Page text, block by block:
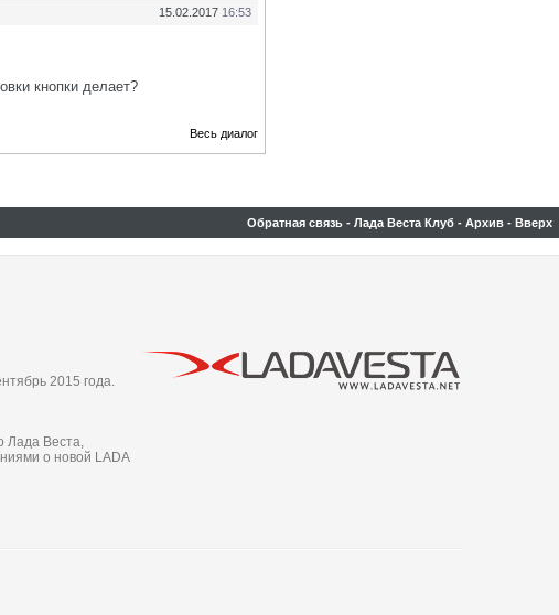
15.02.2017 16:53
кнопки делает?
Весь диалог
Обратная связь - Лада Веста Клуб - Архив - Вверх
2015 года.
Лада Веста,
о новой LADA